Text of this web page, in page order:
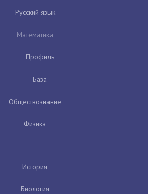
Русский язык
Математика
Профиль
База
Обществознание
Физика
История
Биология